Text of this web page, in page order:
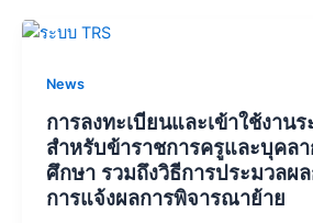
News
การลงทะเบียนและเข้าใช้งาน
สำหรับข้าราชการครูและบุคลา
ศึกษา รวมถึงวิธีการประมวลผ
การแจ้งผลการพิจารณาย้าย